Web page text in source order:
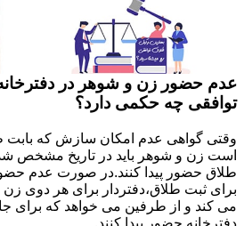
عدم حضور زن و شوهر در
توافقی چه حکمی دارد؟
وقتی گواهی عدم امکان سازش که بابت
است زن و شوهر باید در تاریخ مشخص
طلاق حضور پیدا کنند.در صورت عدم
برای ثبت طلاق،دفتردار برای هر دوی
می کند و از طرفین می خواهد که برای
دفترخانه حضور پیدا کنند.